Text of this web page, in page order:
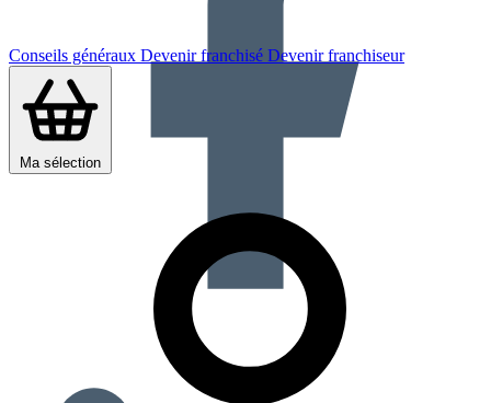
Conseils généraux Devenir franchisé Devenir franchiseur
Ma sélection